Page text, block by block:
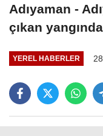
Adıyaman -
çıkan
YEREL HABERLER